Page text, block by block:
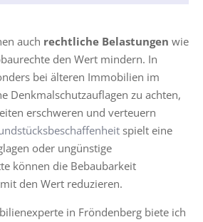
auch rechtliche Belastungen wie
den Wert mindern. In
bei älteren Immobilien im
Denkmalschutzauflagen zu achten,
erschweren und verteuern
spielt eine
oder ungünstige
können die Bebaubarkeit
den Wert reduzieren.
in Fröndenberg biete ich